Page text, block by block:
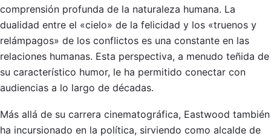
comprensión profunda de la naturaleza humana. La
dualidad entre el «cielo» de la felicidad y los «truenos y
relámpagos» de los conflictos es una constante en las
relaciones humanas. Esta perspectiva, a menudo teñida de
su característico humor, le ha permitido conectar con
audiencias a lo largo de décadas.
Más allá de su carrera cinematográfica, Eastwood también
ha incursionado en la política, sirviendo como alcalde de